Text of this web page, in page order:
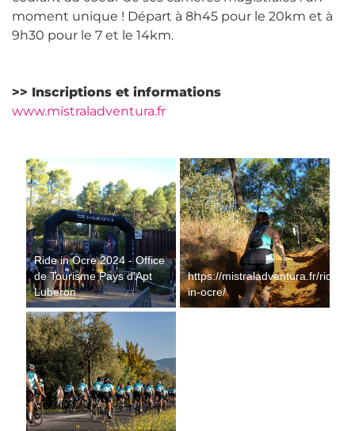
moment unique ! Départ à 8h45 pour le 20km et à
9h30 pour le 7 et le 14km.
>> Inscriptions et informations
www.mistraladventura.fr
Ride in Ocre 2024 - Office
de Tourisme Pays d'Apt
Luberon
https://mistraladventura.fr/ride-
in-ocre/